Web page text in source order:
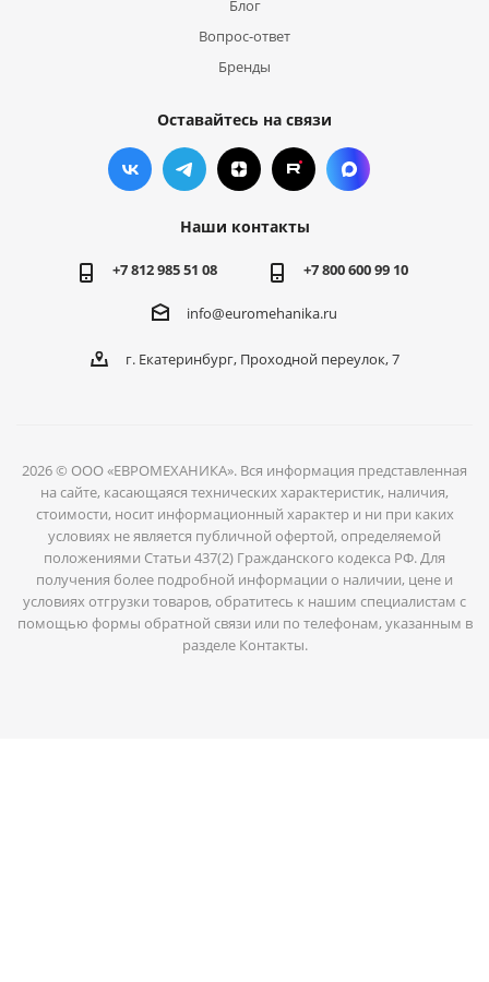
Блог
Вопрос-ответ
Бренды
Оставайтесь на связи
Наши контакты
+7 812 985 51 08 +7 800 600 99 10
info@euromehanika.ru
г. Екатеринбург, Проходной переулок, 7
2026 © ООО «ЕВРОМЕХАНИКА». Вся информация представленная
на сайте, касающаяся технических характеристик, наличия,
стоимости, носит информационный характер и ни при каких
условиях не является публичной офертой, определяемой
положениями Статьи 437(2) Гражданского кодекса РФ. Для
получения более подробной информации о наличии, цене и
условиях отгрузки товаров, обратитесь к нашим специалистам с
помощью формы обратной связи или по телефонам, указанным в
разделе Контакты.